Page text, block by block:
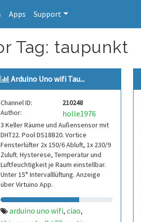
Apps Support
Tag: taupunkt
Arduino Uno wifi Tau...
Channel ID:
210248
Author:
holle1976
3 Keller Räume und Außensensor mit
DHT22. Pool DS18B20. Vortice
Fensterlüfter 2x 150/6 Abluft, 1x 230/9
Zuluft. Hysterese, Temperatur und
Luftfeuchtigkeit je Raum einstellbar.
Unter 15° Intervalllüftung. Anzeige
über Virtuino App.
arduino uno wifi, ciao,